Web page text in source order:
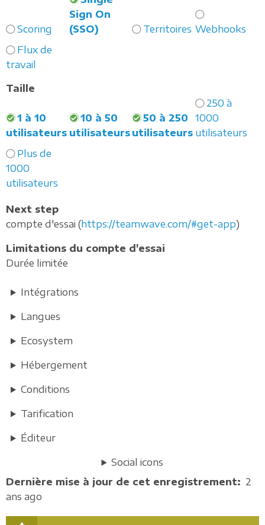
Scoring
Sign On
(SSO)
Territoires Webhooks
Flux de
travail
Taille
1 à 10
utilisateurs
10 à 50
utilisateurs
50 à 250
utilisateurs
250 à
1000
utilisateurs
Plus de
1000
utilisateurs
Next step
compte d'essai (https://teamwave.com/#get-app)
Limitations du compte d'essai
Durée limitée
Intégrations
Langues
Ecosystem
Hébergement
Conditions
Tarification
Éditeur
Social icons
Dernière mise à jour de cet enregistrement
2
ans ago